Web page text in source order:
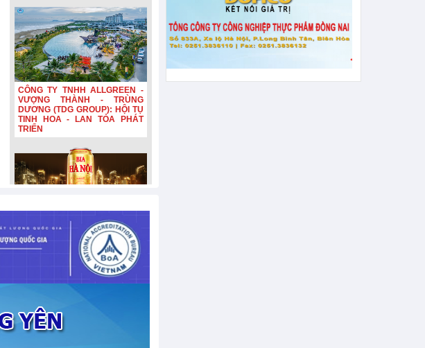
CÔNG TY TNHH ALLGREEN -
VƯỢNG THÀNH - TRÙNG
DƯƠNG (TDG GROUP): HỘI TỤ
TINH HOA - LAN TỎA PHÁT
TRIỂN
năm Bia Hà Nội đổi nhận diện,
tiếp nối hành trình lịch sử hơn
132 năm